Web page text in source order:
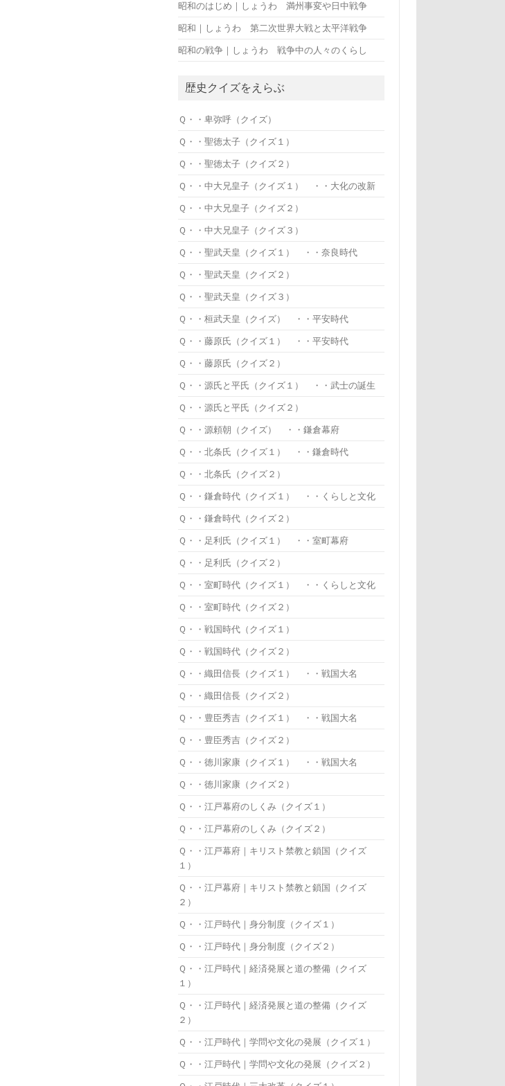
昭和のはじめ｜しょうわ 満州事変や日中戦争
昭和｜しょうわ 第二次世界大戦と太平洋戦争
昭和の戦争｜しょうわ 戦争中の人々のくらし
歴史クイズをえらぶ
Ｑ・・卑弥呼（クイズ）
Ｑ・・聖徳太子（クイズ１）
Ｑ・・聖徳太子（クイズ２）
Ｑ・・中大兄皇子（クイズ１） ・・大化の改新
Ｑ・・中大兄皇子（クイズ２）
Ｑ・・中大兄皇子（クイズ３）
Ｑ・・聖武天皇（クイズ１） ・・奈良時代
Ｑ・・聖武天皇（クイズ２）
Ｑ・・聖武天皇（クイズ３）
Ｑ・・桓武天皇（クイズ） ・・平安時代
Ｑ・・藤原氏（クイズ１） ・・平安時代
Ｑ・・藤原氏（クイズ２）
Ｑ・・源氏と平氏（クイズ１） ・・武士の誕生
Ｑ・・源氏と平氏（クイズ２）
Ｑ・・源頼朝（クイズ） ・・鎌倉幕府
Ｑ・・北条氏（クイズ１） ・・鎌倉時代
Ｑ・・北条氏（クイズ２）
Ｑ・・鎌倉時代（クイズ１） ・・くらしと文化
Ｑ・・鎌倉時代（クイズ２）
Ｑ・・足利氏（クイズ１） ・・室町幕府
Ｑ・・足利氏（クイズ２）
Ｑ・・室町時代（クイズ１） ・・くらしと文化
Ｑ・・室町時代（クイズ２）
Ｑ・・戦国時代（クイズ１）
Ｑ・・戦国時代（クイズ２）
Ｑ・・織田信長（クイズ１） ・・戦国大名
Ｑ・・織田信長（クイズ２）
Ｑ・・豊臣秀吉（クイズ１） ・・戦国大名
Ｑ・・豊臣秀吉（クイズ２）
Ｑ・・徳川家康（クイズ１） ・・戦国大名
Ｑ・・徳川家康（クイズ２）
Ｑ・・江戸幕府のしくみ（クイズ１）
Ｑ・・江戸幕府のしくみ（クイズ２）
Ｑ・・江戸幕府｜キリスト禁教と鎖国（クイズ
１）
Ｑ・・江戸幕府｜キリスト禁教と鎖国（クイズ
２）
Ｑ・・江戸時代｜身分制度（クイズ１）
Ｑ・・江戸時代｜身分制度（クイズ２）
Ｑ・・江戸時代｜経済発展と道の整備（クイズ
１）
Ｑ・・江戸時代｜経済発展と道の整備（クイズ
２）
Ｑ・・江戸時代｜学問や文化の発展（クイズ１）
Ｑ・・江戸時代｜学問や文化の発展（クイズ２）